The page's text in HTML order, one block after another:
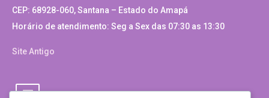
CEP: 68928-060, Santana – Estado do Amapá
Horário de atendimento: Seg a Sex das 07:30 as 13:30
Site Antigo